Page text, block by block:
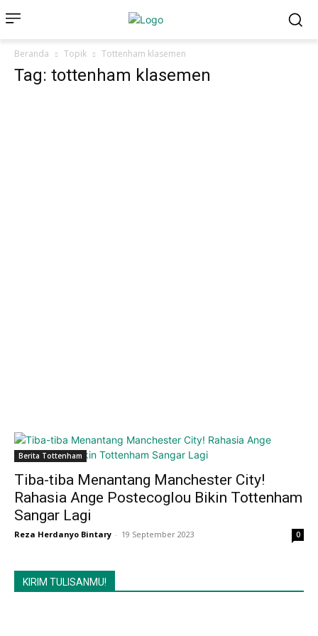
Beranda Topik Tottenham klasemen
Tag: tottenham klasemen
Berita Tottenham
Tiba-tiba Menantang Manchester City!
Rahasia Ange Postecoglou Bikin Tottenham
Sangar Lagi
Reza Herdanyo Bintary - 19 September 2023 0
KIRIM TULISANMU!